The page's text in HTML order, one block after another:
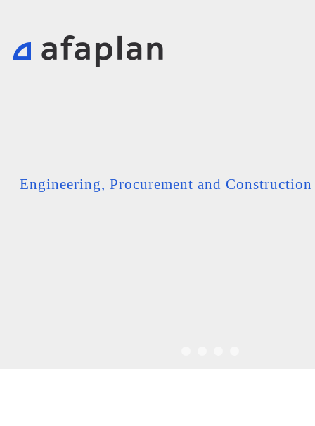
Engineering, Procurement and Construction